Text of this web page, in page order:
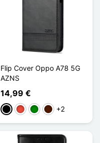
Flip Cover Oppo A78 5G
AZNS
14,99 €
Schwarz
Rot GrünDunkelbraun
+2